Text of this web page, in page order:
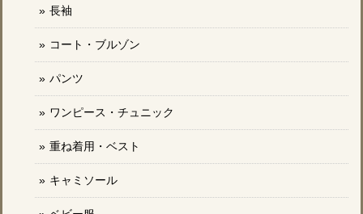
長袖
コート・ブルゾン
パンツ
ワンピース・チュニック
重ね着用・ベスト
キャミソール